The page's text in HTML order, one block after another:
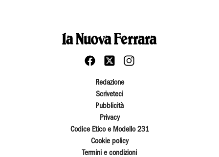
Redazione
Scriveteci
Pubblicità
Privacy
Codice Etico e Modello 231
Cookie policy
Termini e condizioni